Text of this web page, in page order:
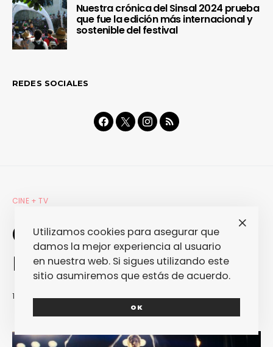
Nuestra crónica del Sinsal 2024 prueba
que fue la edición más internacional y
sostenible del festival
REDES SOCIALES
CINE + TV
Cartelera. 12 de
noviembre (2010)
11/11/2010 REDACCIÓN
Utilizamos cookies para asegurar que
damos la mejor experiencia al usuario
en nuestra web. Si sigues utilizando este
sitio asumiremos que estás de acuerdo.
OK